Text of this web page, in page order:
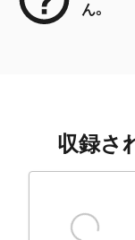
ん。
収録さ